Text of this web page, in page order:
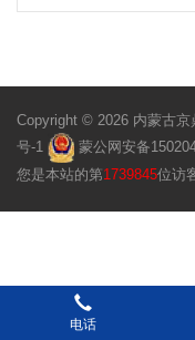
Copyright © 2026 内蒙古
号-1
蒙公网安备
您是本站的第1739845位访
电话